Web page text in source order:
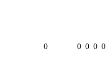
0 0 0 0 0